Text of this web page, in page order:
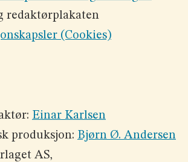
redaktørplakaten
(Cookies)
Einar Karlsen
produksjon: Bjørn Ø. Andersen
AS,